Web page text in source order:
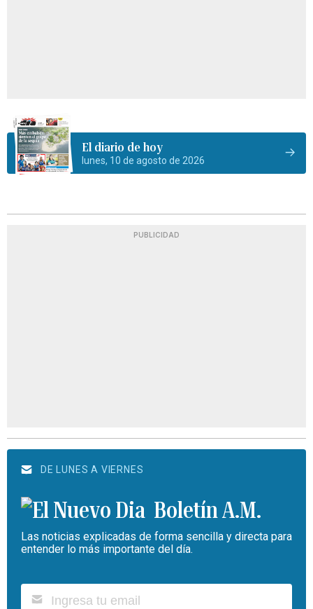
El diario de hoy
lunes, 10 de agosto de 2026
PUBLICIDAD
DE LUNES A VIERNES
Boletín A.M.
Las noticias explicadas de forma sencilla y directa para
entender lo más importante del día.